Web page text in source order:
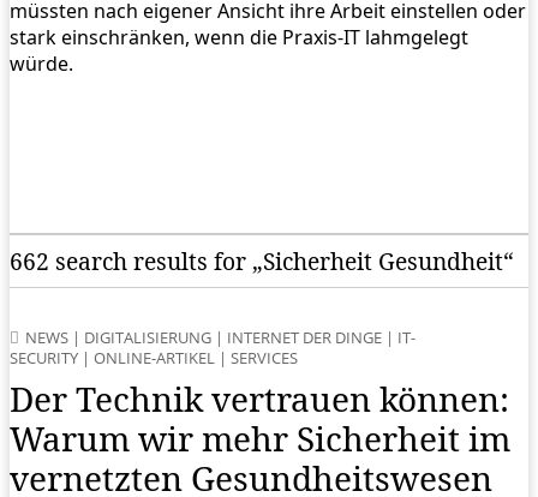
müssten nach eigener Ansicht ihre Arbeit einstellen oder
stark einschränken, wenn die Praxis-IT lahmgelegt
würde.
662 search results for „Sicherheit Gesundheit“
NEWS | DIGITALISIERUNG | INTERNET DER DINGE | IT-
SECURITY | ONLINE-ARTIKEL | SERVICES
Der Technik vertrauen können:
Warum wir mehr Sicherheit im
vernetzten Gesundheitswesen